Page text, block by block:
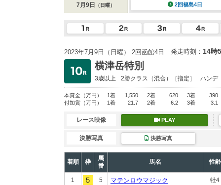
7月9日 （日曜） 2回福島4日
2023年7月9日（日曜） 2回函館4日 発走時刻： 14時
横津岳特別
3歳以上 2勝クラス （混合）［指定］ ハンデ
本賞金 （万円） 1着 1,550 2着 620 3着
390
付加賞 （万円） 1着 21.7 2着 6.2 3着 3.1
レース映像 PLAY
決勝写真 決勝写真
着順 枠
馬
番
馬名 性齢
1 5 マテンロウマジック 牡4